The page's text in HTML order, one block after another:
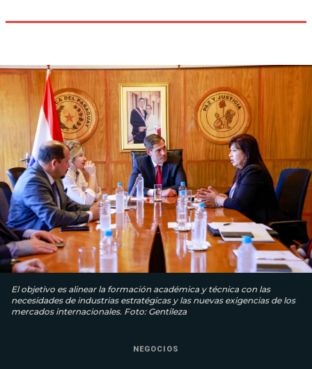
El objetivo es alinear la formación académica y técnica con las
necesidades de industrias estratégicas y las nuevas exigencias de los
mercados internacionales. Foto: Gentileza
NEGOCIOS